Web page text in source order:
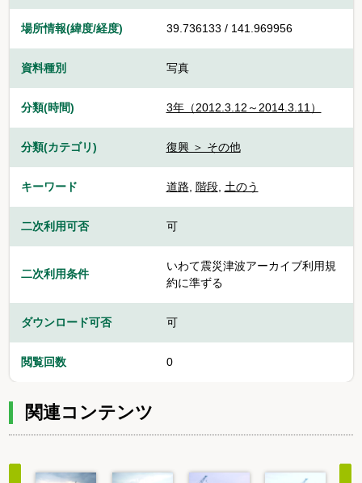
場所情報(緯度/経度) 39.736133 / 141.969956
資料種別 写真
分類(時間) 3年（2012.3.12～2014.3.11）
分類(カテゴリ) 復興 ＞ その他
キーワード 道路, 階段, 土のう
二次利用可否 可
二次利用条件
いわて震災津波アーカイブ利用規
約に準ずる
ダウンロード可否 可
閲覧回数 0
関連コンテンツ